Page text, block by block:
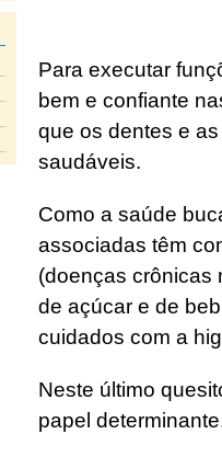
Para executar
bem e confiante
que os dentes e
saudáveis.
Como a saúde
associadas têm
(doenças crônicas
de açúcar e de
cuidados com a
Neste último
papel